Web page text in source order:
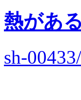
熱があ
sh-